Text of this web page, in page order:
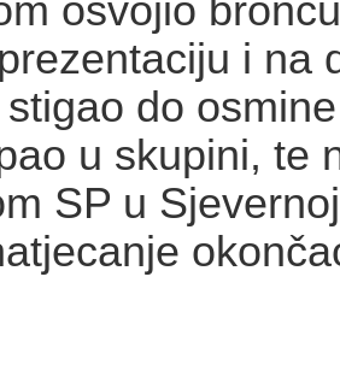
osvojio
i na
do
u skupini, te
SP u